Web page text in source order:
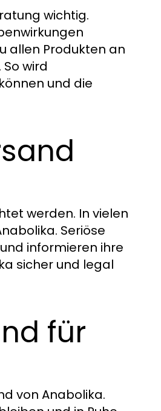
wichtig.
allen Produkten an
wird
und die
werden. In vielen
Seriöse
informieren ihre
sicher und legal
für
von Anabolika.